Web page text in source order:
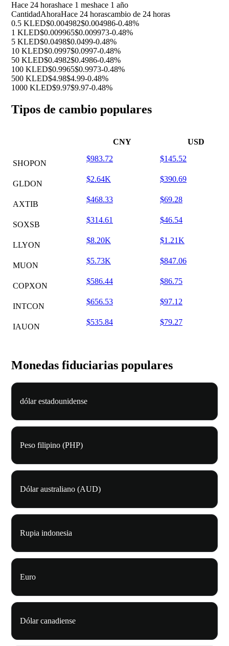
Hace 24 horashace 1 meshace 1 año
CantidadAhoraHace 24 horascambio de 24 horas
0.5 KLED$0.004982$0.004986-0.48%
1 KLED$0.009965$0.009973-0.48%
5 KLED$0.0498$0.0499-0.48%
10 KLED$0.0997$0.0997-0.48%
50 KLED$0.4982$0.4986-0.48%
100 KLED$0.9965$0.9973-0.48%
500 KLED$4.98$4.99-0.48%
1000 KLED$9.97$9.97-0.48%
Tipos de cambio populares
CNY USD
SHOPON
$983.72 $145.52
GLDON
$2.64K $390.69
AXTIB
$468.33 $69.28
SOXSB
$314.61 $46.54
LLYON
$8.20K $1.21K
MUON
$5.73K $847.06
COPXON
$586.44 $86.75
INTCON
$656.53 $97.12
IAUON
$535.84 $79.27
Monedas fiduciarias populares
dólar estadounidense
Peso filipino (PHP)
Dólar australiano (AUD)
Rupia indonesia
Euro
Dólar canadiense